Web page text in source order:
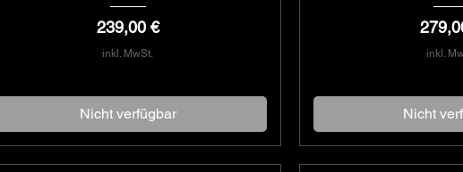
Preis
239,00 €
inkl. MwSt.
Nicht verfügbar
Preis
inkl.
Nicht